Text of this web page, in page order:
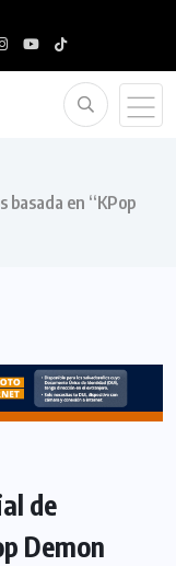
en “KPop
de
Demon